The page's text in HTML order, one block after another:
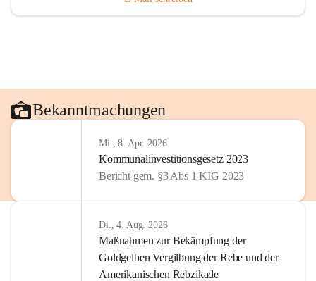
Bekanntmachungen
Mi., 8. Apr. 2026
Kommunalinvestitionsgesetz 2023
Bericht gem. §3 Abs 1 KIG 2023
Di., 4. Aug. 2026
Maßnahmen zur Bekämpfung der
Goldgelben Vergilbung der Rebe und der
Amerikanischen Rebzikade